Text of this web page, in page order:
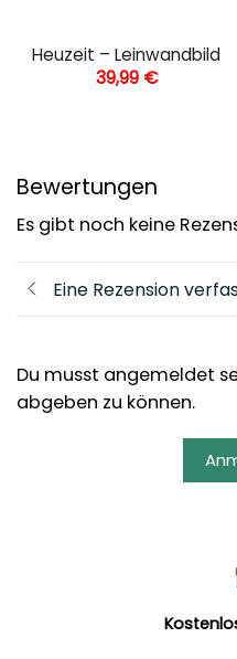
Heuzeit – Leinwandbild
39,99 €
Bewertungen
Es gibt noch keine
Eine Rezension
Du musst angemeldet
abgeben zu können.